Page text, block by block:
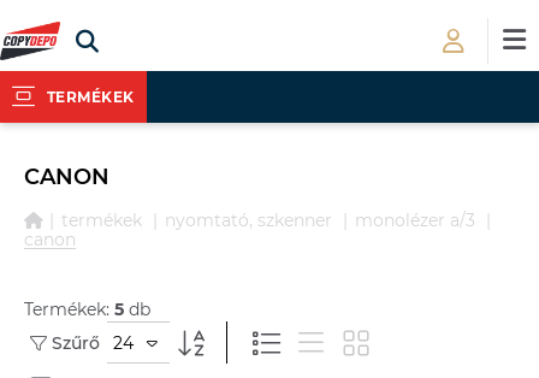
TERMÉKEK
CANON
termékek nyomtató, szkenner
monolézer a/3
canon
Termékek: 5 db
Szűrő
24